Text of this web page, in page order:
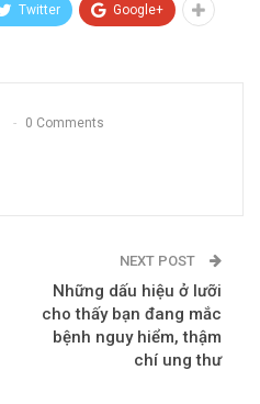
Twitter Google+
0 Comments
NEXT POST
Những dấu hiệu ở lưỡi
cho thấy bạn đang mắc
bệnh nguy hiểm, thậm
chí ung thư